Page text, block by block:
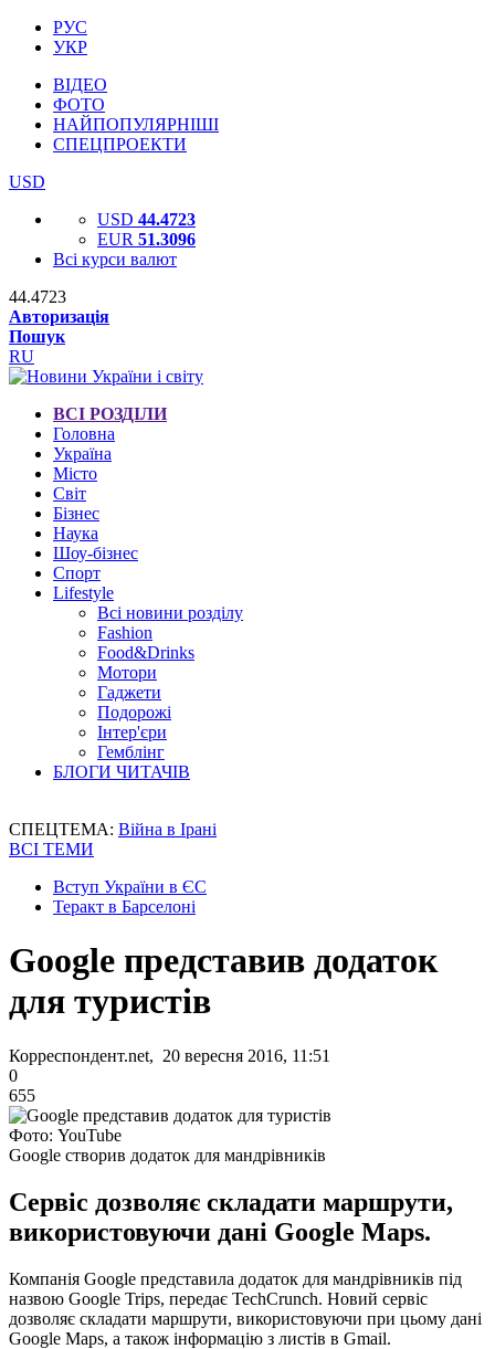
РУС
УКР
ВІДЕО
ФОТО
НАЙПОПУЛЯРНІШІ
СПЕЦПРОЕКТИ
USD
USD 44.4723
EUR 51.3096
Всі курси валют
44.4723
Авторизація
Пошук
RU
ВСІ РОЗДІЛИ
Головна
Україна
Місто
Світ
Бізнес
Наука
Шоу-бізнес
Спорт
Lifestyle
Всі новини розділу
Fashion
Food&Drinks
Мотори
Гаджети
Подорожі
Інтер'єри
Гемблінг
БЛОГИ ЧИТАЧІВ
СПЕЦТЕМА: Війна в Ірані
ВСІ ТЕМИ
Вступ України в ЄС
Теракт в Барселоні
Google представив додаток
для туристів
Корреспондент.net, 20 вересня 2016, 11:51
0
655
Фото: YouTube
Google створив додаток для мандрівників
Сервіс дозволяє складати маршрути,
використовуючи дані Google Maps.
Компанія Google представила додаток для мандрівників під
назвою Google Trips, передає TechCrunch. Новий сервіс
дозволяє складати маршрути, використовуючи при цьому дані
Google Maps, а також інформацію з листів в Gmail.